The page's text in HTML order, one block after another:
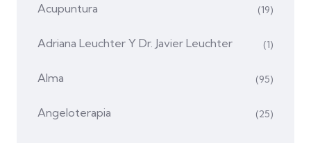
Acupuntura (19)
Adriana Leuchter Y Dr. Javier Leuchter (1)
Alma (95)
Angeloterapia (25)